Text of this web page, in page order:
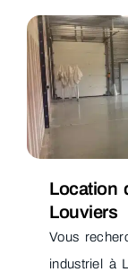
Location
Louviers
Vous
industriel à